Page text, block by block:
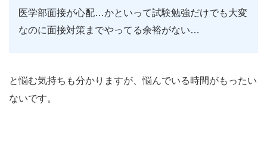
医学部面接が心配…かといって試験勉強だけでも大変
なのに面接対策までやってる余裕がない…
と悩む気持ちも分かりますが、悩んでいる時間がもったい
ないです。